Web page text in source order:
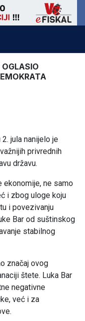
jula nanijelo je
privrednih
državu.
ekonomije, ne samo
i zbog uloge koju
i povezivanju
Bar od suštinskog
stabilnog
značaj ovog
štete. Luka Bar
negativne
već i za